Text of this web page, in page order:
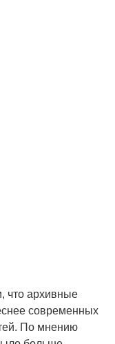
что архивные
современных
По мнению